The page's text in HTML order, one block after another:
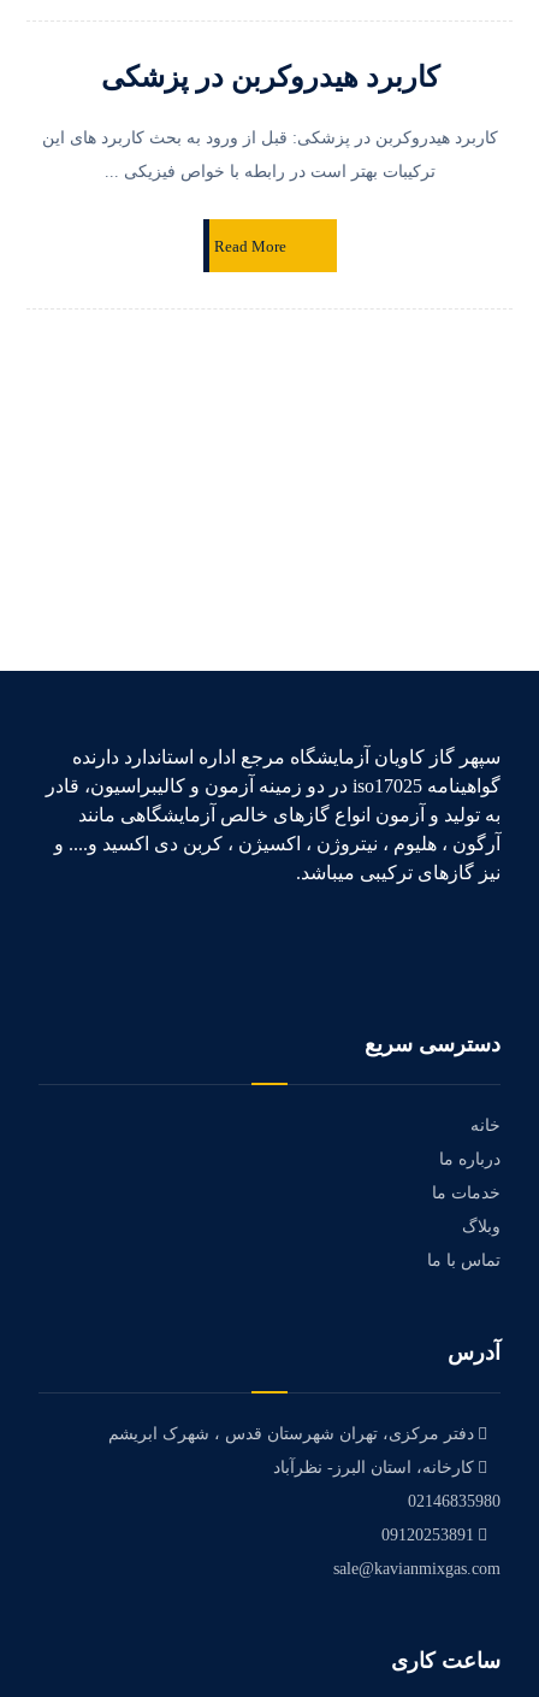
کاربرد هیدروکربن در پزشکی
کاربرد هیدروکربن در پزشکی: قبل از ورود به بحث کاربرد های این
ترکیبات بهتر است در رابطه با خواص فیزیکی ...
Read More
سپهر گاز کاویان آزمایشگاه مرجع اداره استاندارد دارنده
گواهینامه iso17025 در دو زمینه آزمون و کالیبراسیون، قادر
به تولید و آزمون انواع گازهای خالص آزمایشگاهی مانند
آرگون ، هلیوم ، نیتروژن ، اکسیژن ، کربن دی اکسید و.... و
نیز گازهای ترکیبی میباشد.
دسترسی سریع
خانه
درباره ما
خدمات ما
وبلاگ
تماس با ما
آدرس
دفتر مرکزی، تهران شهرستان قدس ، شهرک ابریشم
کارخانه، استان البرز- نظرآباد
02146835980
09120253891
sale@kavianmixgas.com
ساعت کاری